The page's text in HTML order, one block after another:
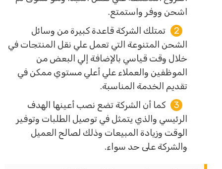
اشحن ووفر واستمتع.
تمتلك الشركة قاعدة كبيرة من وسائل
الشحن المتنوعة التي تعمل علي نقل المنتجات في
خلال وقت قياسي بالإضافة إلي البعض من
الموظفين والعملاء علي أعلي مستوي ممكن في
تقديم الخدمة المناسبة.
كما أن الشركة تضع نصب أعينها الهدف
الرئيسي والذي يتمثل في توصيل الطلبات وتوفير
الوقت وزيادة المبيعات وذلك لصالح العميل
والشركة على حد سواء.